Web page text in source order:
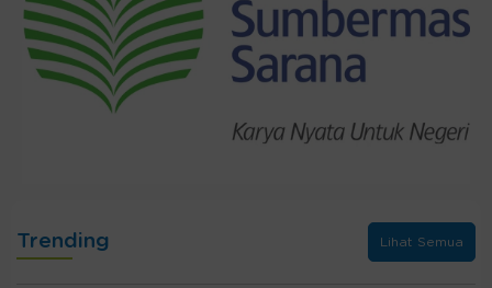
Trending Lihat Semua